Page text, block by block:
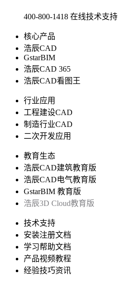
400-800-1418 在线技术支持
核心产品
浩辰CAD
GstarBIM
浩辰CAD 365
浩辰CAD看图王
行业应用
工程建设CAD
制造行业CAD
二次开发应用
教育生态
浩辰CAD建筑教育版
浩辰CAD电气教育版
GstarBIM 教育版
浩辰3D Cloud教育版
技术支持
安装注册文档
学习帮助文档
产品视频教程
经验技巧资讯